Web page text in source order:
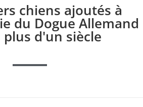
chiens ajoutés à
du Dogue Allemand
plus d'un siècle